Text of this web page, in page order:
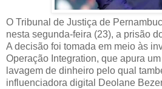
O Tribunal de Justiça de
nesta segunda-feira (23), a prisão
A decisão foi tomada em meio às
Operação Integration, que apura
lavagem de dinheiro pelo qual
influenciadora digital Deolane